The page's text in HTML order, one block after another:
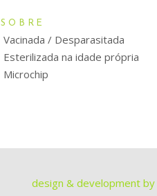
SOBRE
Vacinada / Desparasitada
Esterilizada na idade própria
Microchip
design & development by